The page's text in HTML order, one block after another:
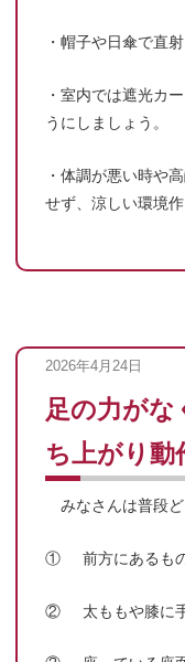
・帽子や日傘で直
・室内では遮光カ
うにしましょう。
・体調が悪い時や
せず、涼しい環境
足の力がな
ち上がり動
2026年4月24日
みなさんは普段ど
① 前方にあるもの
② 太ももや膝に手